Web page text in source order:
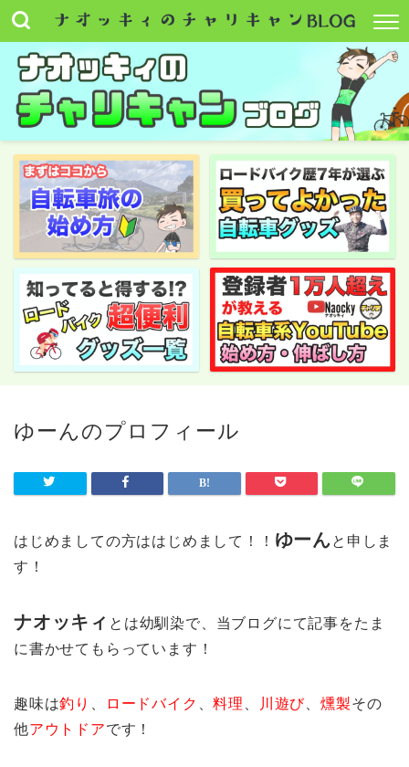
ゆーんのプロフィール
はじめましての方ははじめまして！！ ゆーんと申しま
す！
ナオッキィ とは幼馴染で、当ブログにて記事をたま
に書かせてもらっています！
趣味は釣り ロードバイク 、料理 川遊び 、燻製その
他アウトドアです！